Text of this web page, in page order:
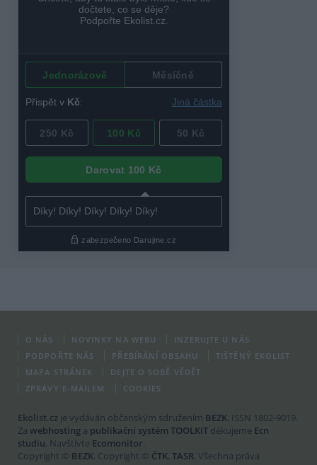
O NÁS NOVINKY NA WEBU
INZERUJTE U NÁS
PODPOŘTE NÁS
PŘEBÍRÁNÍ OBSAHU
TIŠTĚNÝ EKOLIST
MAPA STRÁNEK
DEJTE O SOBĚ VĚDĚT
ZPRÁVY E-MAILEM
COOKIES
Ekolist.cz je vydáván občanským sdružením BEZK. ISSN 1802-9019.
Za webhosting a publikační systém TOOLKIT děkujeme Ecn
studiu. Navštivte Ecomonitor.
Copyright © BEZK. Copyright © ČTK, TASR. Všechna práva